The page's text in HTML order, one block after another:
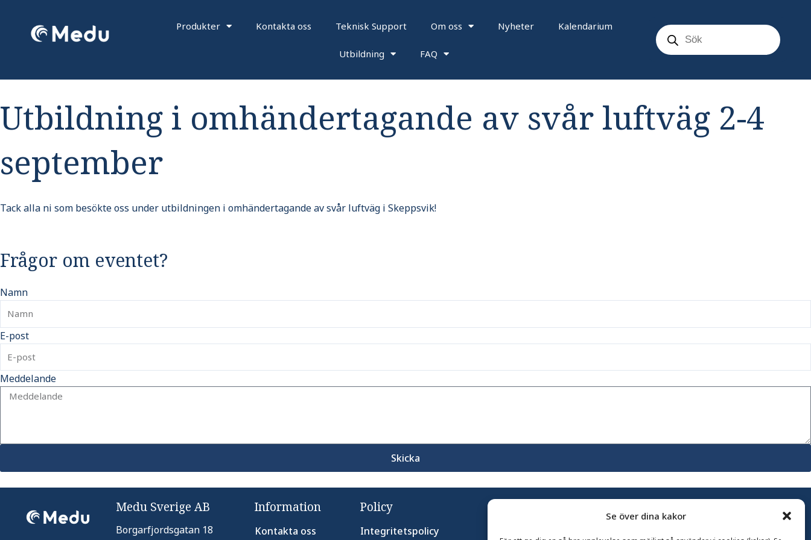
Se över dina kakor
innehåll
Produkter Kontakta oss Teknisk Support Om oss Nyheter Kalendarium
Utbildning FAQ
Products
search
Utbildning i omhändertagande av svår luftväg 2-4
september
Tack alla ni som besökte oss under utbildningen i omhändertagande av svår luftväg i Skeppsvik!
Frågor om eventet?
Namn
E-post
Meddelande
Skicka
Medu Sverige AB
Borgarfjordsgatan 18
Information
Kontakta oss
Policy
Integritetspolicy